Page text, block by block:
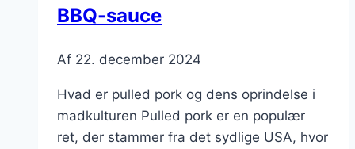
BBQ-sauce
Af 22. december 2024
Hvad er pulled pork og dens oprindelse i
madkulturen Pulled pork er en populær
ret, der stammer fra det sydlige USA, hvor